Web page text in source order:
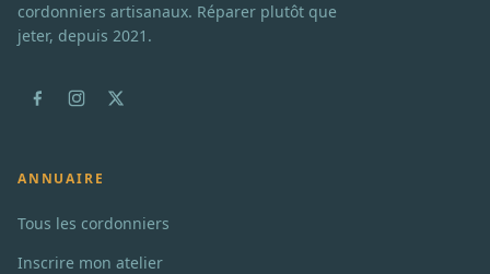
cordonniers artisanaux. Réparer plutôt que
jeter, depuis 2021.
ANNUAIRE
Tous les cordonniers
Inscrire mon atelier